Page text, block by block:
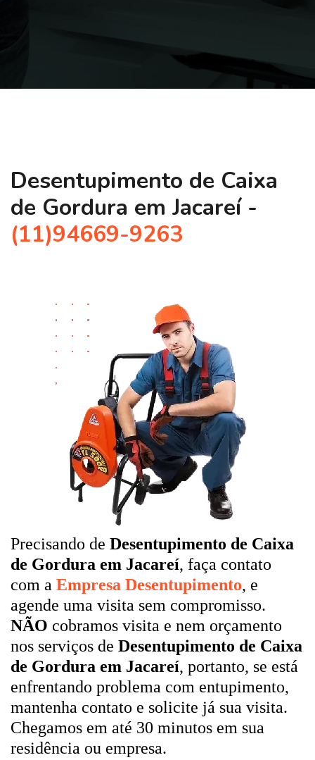
Desentupimento de Caixa
de Gordura em Jacareí -
(11)94669-9263
Precisando de Desentupimento de Caixa
de Gordura em Jacareí, faça contato
com a Empresa Desentupimento, e
agende uma visita sem compromisso.
NÃO cobramos visita e nem orçamento
nos serviços de Desentupimento de Caixa
de Gordura em Jacareí, portanto, se está
enfrentando problema com entupimento,
mantenha contato e solicite já sua visita.
Chegamos em até 30 minutos em sua
residência ou empresa.